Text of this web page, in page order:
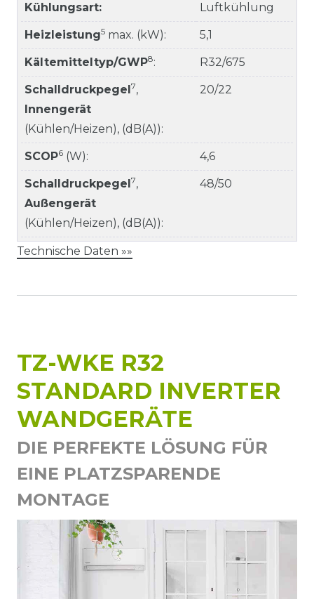
Kühlungsart: Luftkühlung
Heizleistung5 max. (kW): 5,1
Kältemitteltyp/GWP8: R32/675
Schalldruckpegel 7,
Innengerät
(Kühlen/Heizen), (dB(A)):
20/22
SCOP6 (W): 4,6
Schalldruckpegel 7,
Außengerät
(Kühlen/Heizen), (dB(A)):
48/50
Technische Daten »»
TZ-WKE R32
STANDARD INVERTER
WANDGERÄTE
DIE PERFEKTE LÖSUNG FÜR
EINE PLATZSPARENDE
MONTAGE